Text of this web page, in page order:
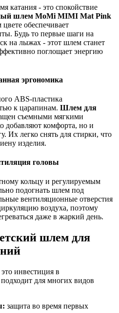
катания - это спокойствие
шлем MoMi MIMI Mat Pink
обеспечивает
Будь то первые шаги на
на лыжах - этот шлем станет
поглощает энергию
эргономика
ABS-пластика
к царапинам. Шлем для
съемными мягкими
добавляют комфорта, но и
Их легко снять для стирки, что
изделия.
головы
кольцу и регулируемым
подогнать шлем под
вентиляционные отверстия
воздуха, поэтому
даже в жаркий день.
шлем для
инвестиция в
для многих видов
защита во время первых